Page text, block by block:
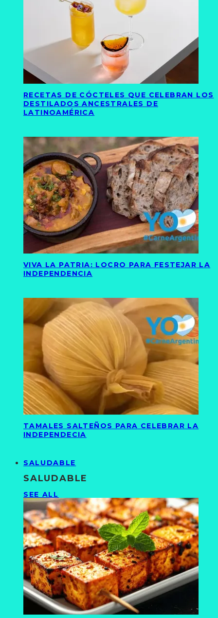
RECETAS DE CÓCTELES QUE CELEBRAN LOS
DESTILADOS ANCESTRALES DE
LATINOAMÉRICA
VIVA LA PATRIA: LOCRO PARA FESTEJAR LA
INDEPENDENCIA
TAMALES SALTEÑOS PARA CELEBRAR LA
INDEPENDECIA
SALUDABLE
SALUDABLE
SEE ALL